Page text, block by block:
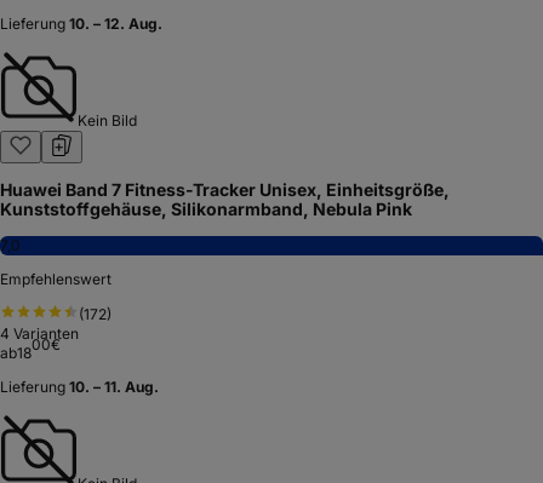
Lieferung 10. – 12. Aug.
Kein Bild
Huawei Band 7 Fitness-Tracker Unisex, Einheitsgröße,
Kunststoffgehäuse, Silikonarmband, Nebula Pink
7,0
Empfehlenswert
(172)
4 Varianten
ab1800€
Lieferung 10. – 11. Aug.